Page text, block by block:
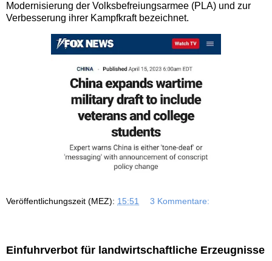
Modernisierung der Volksbefreiungsarmee (PLA) und zur
Verbesserung ihrer Kampfkraft bezeichnet.
Veröffentlichungszeit (MEZ): 15:51 3 Kommentare:
Einfuhrverbot für landwirtschaftliche Erzeugnisse